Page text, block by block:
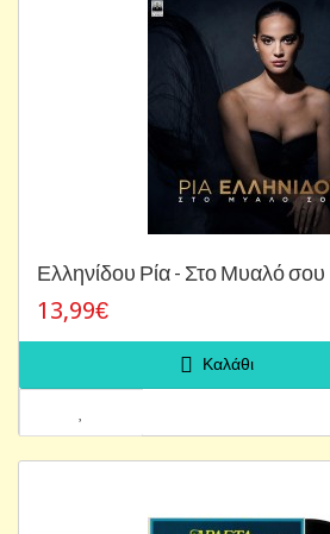
Ελληνίδου Ρία - Στο Μυαλό σου
13,99€
Καλάθι